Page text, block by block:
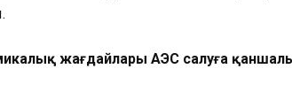
жағдайлары АЭС салуға